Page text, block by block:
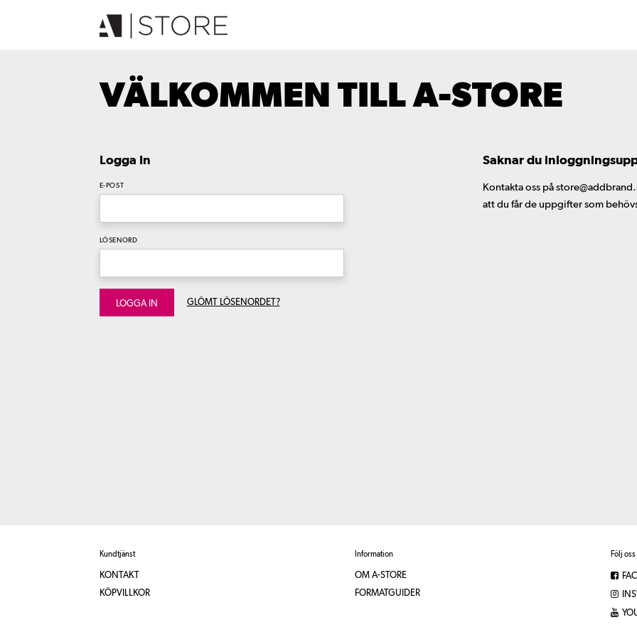
VÄLKOMMEN TILL A-STORE
Logga In
E-POST
LÖSENORD
LOGGA IN GLÖMT LÖSENORDET?
Saknar du
Kontakta oss på
att du får de uppgifter som
Kundtjänst
KONTAKT
KÖPVILLKOR
Information
OM A-STORE
FORMATGUIDER
Följ oss